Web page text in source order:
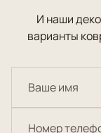
И наши
варианты